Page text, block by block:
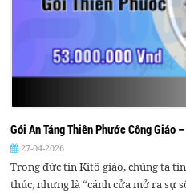
Gói An Táng Thiên Phước Công Giáo
27-04-2026
Trong đức tin Kitô giáo, chúng ta
thúc, nhưng là “cánh cửa mở ra sự